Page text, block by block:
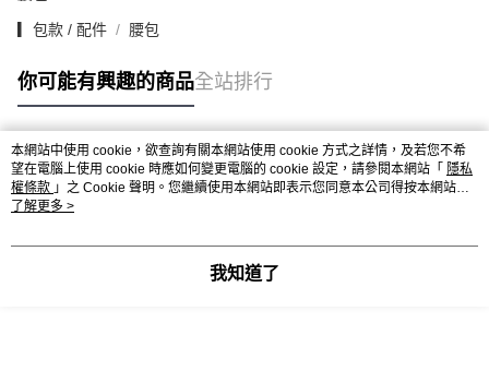
▎包款 / 配件 腰包
你可能有興趣的商品全站排行
熱門標籤
本網站中使用 cookie，欲查詢有關本網站使用 cookie 方式之詳情，及若您不希
望在電腦上使用 cookie 時應如何變更電腦的 cookie 設定，請參閱本網站「 隱私
權條款 」之 Cookie 聲明。您繼續使用本網站即表示您同意本公司得按本網站使
用條款之 Cookie 聲明使用 cookie。
了解更多 >
我知道了